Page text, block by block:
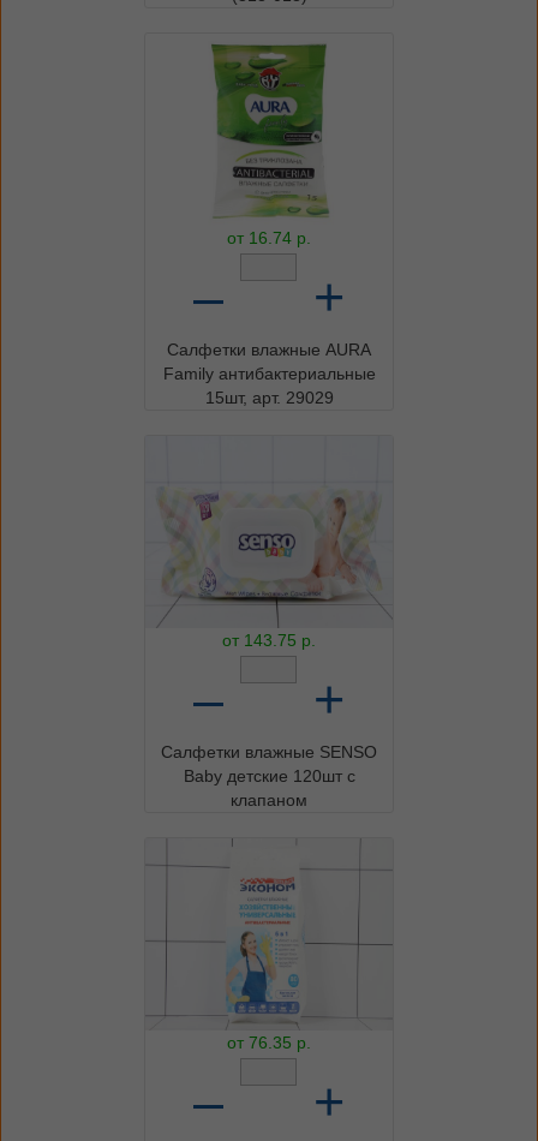
от 16.74 р.
– +
Салфетки влажные AURA
Family антибактериальные
15шт, арт. 29029
от 143.75 р.
– +
Салфетки влажные SENSO
Baby детские 120шт с
клапаном
от 76.35 р.
– +